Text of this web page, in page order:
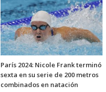
París 2024: Nicole Frank terminó
sexta en su serie de 200 metros
combinados en natación